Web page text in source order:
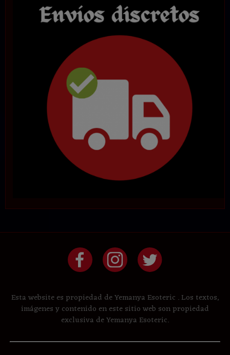
Esta website es propiedad de Yemanya Esoteric . Los textos,
imágenes y contenido en este sitio web son propiedad
exclusiva de Yemanya Esoteric.